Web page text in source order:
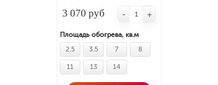
3 070 руб
Площадь обогрева, кв.м
2.5
3.5 7 8
11 13 14
- +